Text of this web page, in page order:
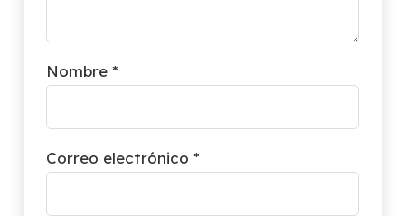
Nombre *
Correo electrónico *